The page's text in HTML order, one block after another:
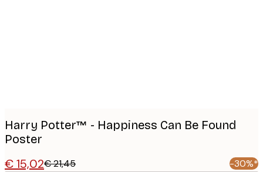
Harry Potter™ - Happiness Can Be Found
Poster
€ 15,02€ 21,45 -30%*